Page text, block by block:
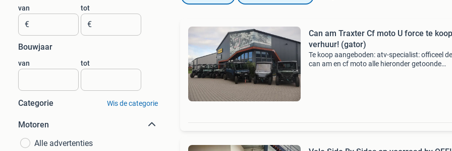
van
€
tot
€
Bouwjaar
van tot
Categorie Wis de categorie
Motoren
Alle advertenties
Can am Traxter Cf moto U force te
verhuur! (gator)
Te koop aangeboden: atv-specialist: officeel
can am en cf moto alle hieronder getoonde